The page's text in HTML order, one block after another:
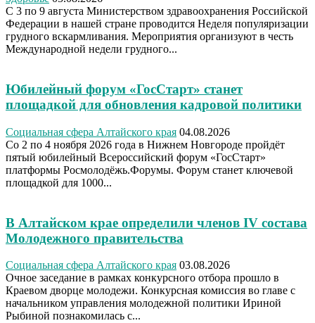
С 3 по 9 августа Министерством здравоохранения Российской
Федерации в нашей стране проводится Неделя популяризации
грудного вскармливания. Мероприятия организуют в честь
Международной недели грудного...
Юбилейный форум «ГосСтарт» станет
площадкой для обновления кадровой политики
Социальная сфера Алтайского края 04.08.2026
Со 2 по 4 ноября 2026 года в Нижнем Новгороде пройдёт
пятый юбилейный Всероссийский форум «ГосСтарт»
платформы Росмолодёжь.Форумы. Форум станет ключевой
площадкой для 1000...
В Алтайском крае определили членов IV состава
Молодежного правительства
Социальная сфера Алтайского края 03.08.2026
Очное заседание в рамках конкурсного отбора прошло в
Краевом дворце молодежи. Конкурсная комиссия во главе с
начальником управления молодежной политики Ириной
Рыбиной познакомилась с...